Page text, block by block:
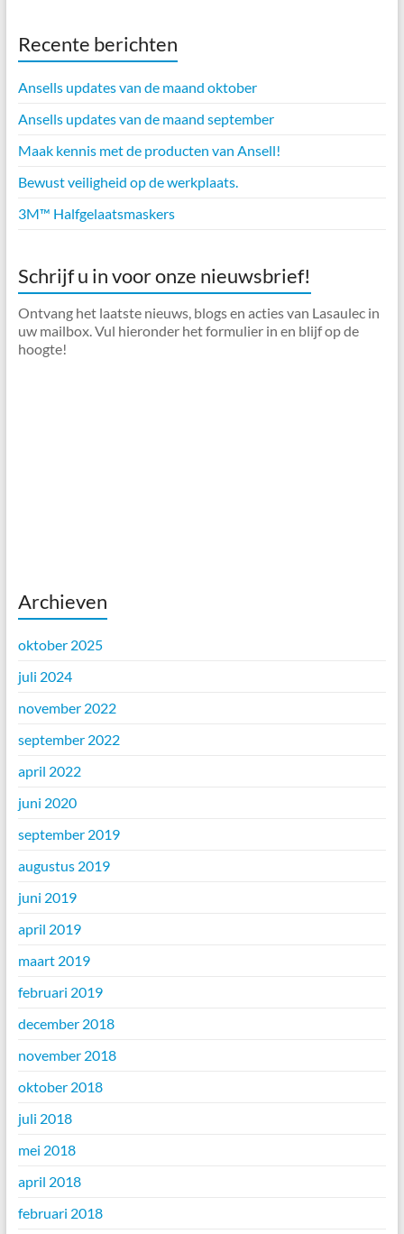
Recente berichten
Ansells updates van de maand oktober
Ansells updates van de maand september
Maak kennis met de producten van Ansell!
Bewust veiligheid op de werkplaats.
3M™ Halfgelaatsmaskers
Schrijf u in voor onze nieuwsbrief!
Ontvang het laatste nieuws, blogs en acties van Lasaulec in
uw mailbox. Vul hieronder het formulier in en blijf op de
hoogte!
Archieven
oktober 2025
juli 2024
november 2022
september 2022
april 2022
juni 2020
september 2019
augustus 2019
juni 2019
april 2019
maart 2019
februari 2019
december 2018
november 2018
oktober 2018
juli 2018
mei 2018
april 2018
februari 2018